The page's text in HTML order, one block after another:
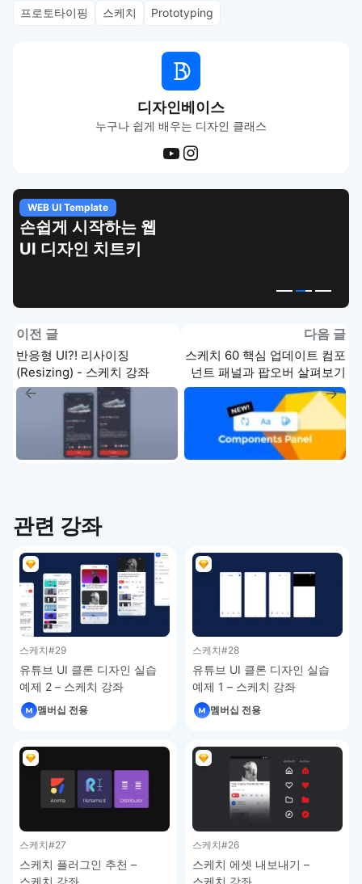
프로토타이핑 스케치 Prototyping
디자인베이스
누구나 쉽게 배우는 디자인 클래스
WEB UI Template
손쉽게 시작하는 웹
UI 디자인 치트키
이전 글
반응형 UI?! 리사이징
(Resizing) - 스케치 강좌
다음 글
스케치 60 핵심 업데이트 컴포
넌트 패널과 팝오버 살펴보기
- 스케치 강좌
관련 강좌
스케치#29
유튜브 UI 클론 디자인 실습
예제 2 – 스케치 강좌
멤버십 전용
스케치#28
유튜브 UI 클론 디자인 실습
예제 1 – 스케치 강좌
멤버십 전용
스케치#27
스케치 플러그인 추천 –
스케치 강좌
스케치#26
스케치 에셋 내보내기 –
스케치 강좌